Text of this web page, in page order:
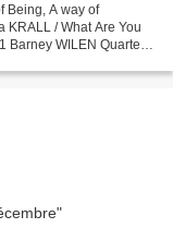
Being, A way of
KRALL / What Are You
WILEN Quartet /